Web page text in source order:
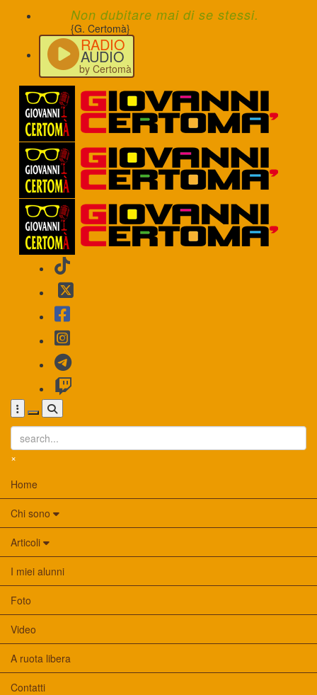
Non dubitare mai di se stessi.
{G. Certomà}
RADIO
AUDIO
by Certomà
×
Home
Chi sono
Articoli
I miei alunni
Foto
Video
A ruota libera
Contatti